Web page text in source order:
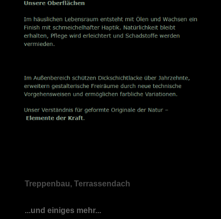
Treppenbau, Terrassendach
...und einiges mehr...